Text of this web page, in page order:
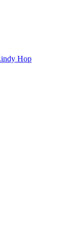
Hop